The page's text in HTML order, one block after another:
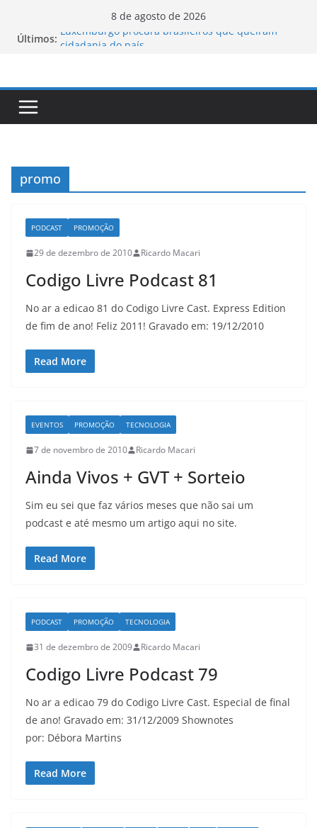
8 de agosto de 2026
Últimos: Luxemburgo procura brasileiros que queiram
cidadania do país
Tecnologia portuguesa elimina o novo coronavírus
promo
PODCAST PROMOÇÃO
29 de dezembro de 2010 Ricardo Macari
Codigo Livre Podcast 81
No ar a edicao 81 do Codigo Livre Cast. Express Edition
de fim de ano! Feliz 2011! Gravado em: 19/12/2010
Read More
EVENTOS PROMOÇÃO TECNOLOGIA
7 de novembro de 2010 Ricardo Macari
Ainda Vivos + GVT + Sorteio
Sim eu sei que faz vários meses que não sai um
podcast e até mesmo um artigo aqui no site.
Read More
PODCAST PROMOÇÃO TECNOLOGIA
31 de dezembro de 2009 Ricardo Macari
Codigo Livre Podcast 79
No ar a edicao 79 do Codigo Livre Cast. Especial de final
de ano! Gravado em: 31/12/2009 Shownotes
por: Débora Martins
Read More